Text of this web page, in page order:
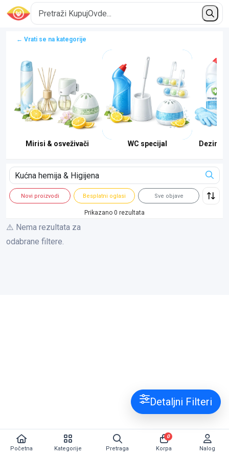
← Vrati se na kategorije
Mirisi & osveživači WC specijal
Novi proizvodi Besplatni oglasi Sve objave
Prikazano 0 rezultata
⚠️ Nema rezultata za
odabrane filtere.
Detaljni Filteri
Početna Kategorije Pretraga Korpa
0
Nalog